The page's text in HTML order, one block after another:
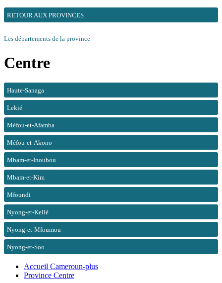
RETOUR AUX PROVINCES
Les départements de la province
Centre
Haute-Sanaga
Lekié
Méfou-et-Afamba
Méfou-et-Akono
Mbam-et-Inoubou
Mbam-et-Kim
Mfoundi
Nyong-et-Kellé
Nyong-et-Mfoumou
Nyong-et-Soo
Accueil Cameroun-plus
Province Centre